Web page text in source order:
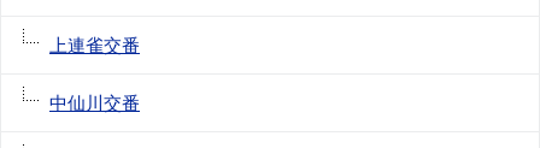
上連雀交番
中仙川交番